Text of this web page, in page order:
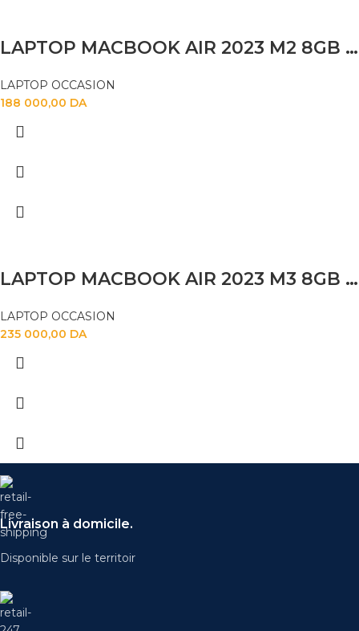
LAPTOP MACBOOK AIR 2023 M2 8GB 256SSD 15″
LAPTOP OCCASION
188 000,00 DA
LAPTOP MACBOOK AIR 2023 M3 8GB 256SSD 15.6″
LAPTOP OCCASION
235 000,00 DA
Livraison à domicile.
Disponible sur le territoir